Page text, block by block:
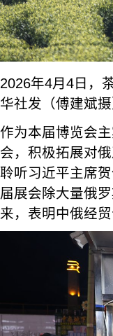
2026年4月4日，
华社发（傅建斌摄
作为本届博览会
会，积极拓展对
聆听习近平主席
届展会除大量俄
来，表明中俄经